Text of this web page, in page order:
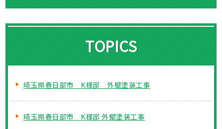
TOPICS
埼玉県春日部市 K様邸 外壁塗装工事
埼玉県春日部市 K様邸 外壁塗装工事